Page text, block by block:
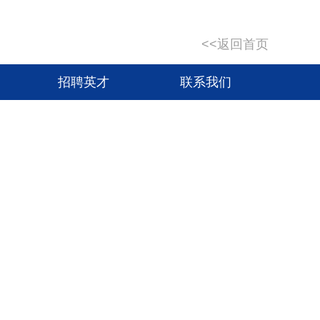
<<返回首页
招聘英才 联系我们